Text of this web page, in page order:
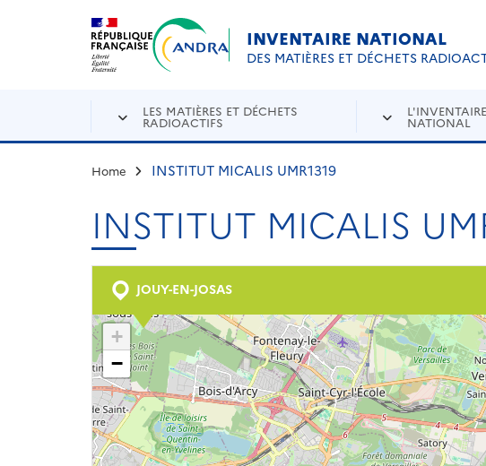
Aller au contenu principal
INVENTAIRE NATIONAL
DES MATIÈRES ET DÉCHETS
LES MATIÈRES ET DÉCHETS
RADIOACTIFS
L'INVENTAIRE
NATIONAL
Home INSTITUT MICALIS UMR1319
INSTITUT MICALIS
JOUY-EN-JOSAS
+
−